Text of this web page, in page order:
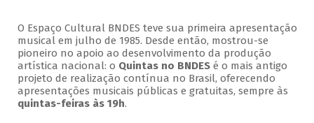
O Espaço Cultural BNDES teve sua primeira apresentação
musical em julho de 1985. Desde então, mostrou-se
pioneiro no apoio ao desenvolvimento da produção
artística nacional: o Quintas no BNDESé o mais antigo
projeto de realização contínua no Brasil, oferecendo
apresentações musicais públicas e gratuitas, sempre às
quintas-feiras às 19h.